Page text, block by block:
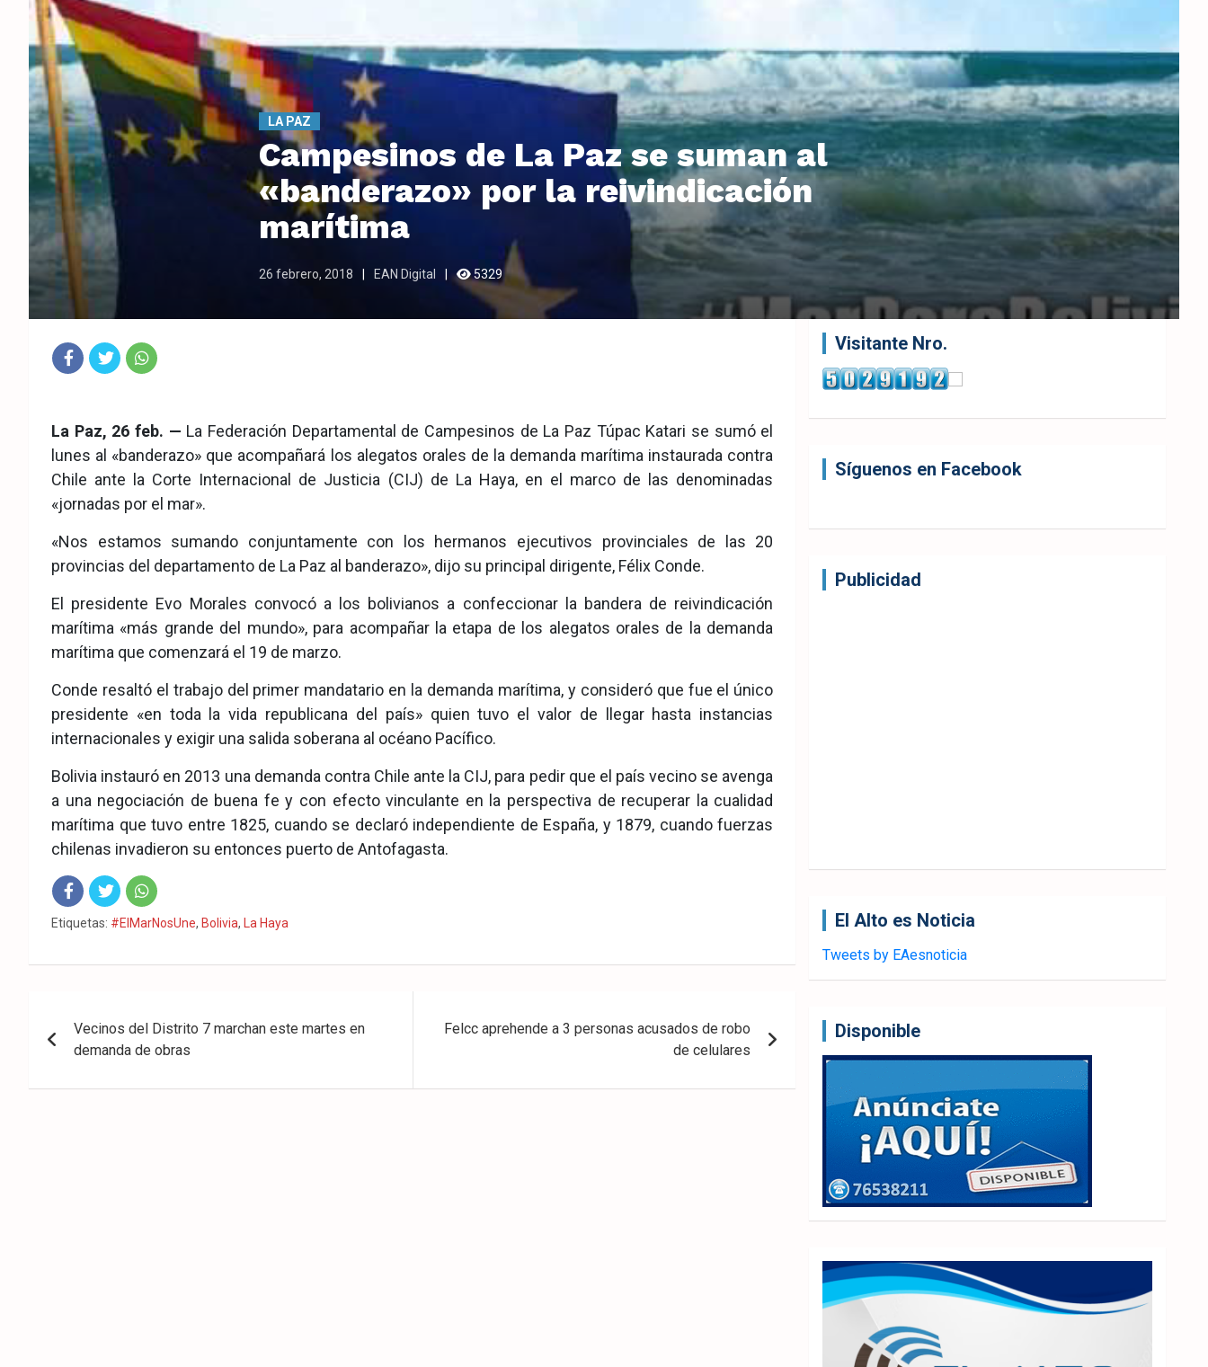
LA PAZ
Campesinos de La Paz se suman al
«banderazo» por la reivindicación
marítima
26 febrero, 2018 EAN Digital 5329
ook
tsA
pp
La Paz, 26 feb. — La Federación Departamental de Campesinos de La Paz Túpac Katari se sumó el
lunes al «banderazo» que acompañará los alegatos orales de la demanda marítima instaurada contra
Chile ante la Corte Internacional de Justicia (CIJ) de La Haya, en el marco de las denominadas
«jornadas por el mar».
«Nos estamos sumando conjuntamente con los hermanos ejecutivos provinciales de las 20
provincias del departamento de La Paz al banderazo», dijo su principal dirigente, Félix Conde.
El presidente Evo Morales convocó a los bolivianos a confeccionar la bandera de reivindicación
marítima «más grande del mundo», para acompañar la etapa de los alegatos orales de la demanda
marítima que comenzará el 19 de marzo.
Conde resaltó el trabajo del primer mandatario en la demanda marítima, y consideró que fue el único
presidente «en toda la vida republicana del país» quien tuvo el valor de llegar hasta instancias
internacionales y exigir una salida soberana al océano Pacífico.
Bolivia instauró en 2013 una demanda contra Chile ante la CIJ, para pedir que el país vecino se avenga
a una negociación de buena fe y con efecto vinculante en la perspectiva de recuperar la cualidad
marítima que tuvo entre 1825, cuando se declaró independiente de España, y 1879, cuando fuerzas
chilenas invadieron su entonces puerto de Antofagasta.
Fac Twit Wha
Etiquetas: #ElMarNosUne, Bolivia, La Haya
de
Vecinos del Distrito 7 marchan este martes en
demanda de obras
Felcc aprehende a 3 personas acusados de robo
de celulares
Visitante Nro.
Síguenos en Facebook
Publicidad
El Alto es Noticia
Tweets by EAesnoticia
Disponible